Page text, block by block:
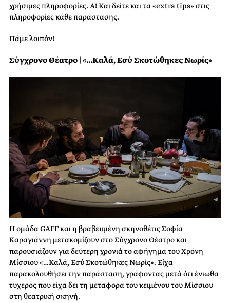
χρήσιμες πληροφορίες. Α! Και δείτε και τα «extra tips» στις
πληροφορίες κάθε παράστασης.
Πάμε λοιπόν!
Σύγχρονο Θέατρο | «…Καλά, Εσύ Σκοτώθηκες Νωρίς»
Η ομάδα GAFF και η βραβευμένη σκηνοθέτις Σοφία
Καραγιάννη μετακομίζουν στο Σύγχρονο Θέατρο και
παρουσιάζουν για δεύτερη χρονιά το αφήγημα του Χρόνη
Μίσσιου «…Καλά, Εσύ Σκοτώθηκες Νωρίς». Είχα
παρακολουθήσει την παράσταση, γράφοντας μετά ότι ένιωθα
τυχερός που είχα δει τη μεταφορά του κειμένου του Μίσσιου
στη θεατρική σκηνή.